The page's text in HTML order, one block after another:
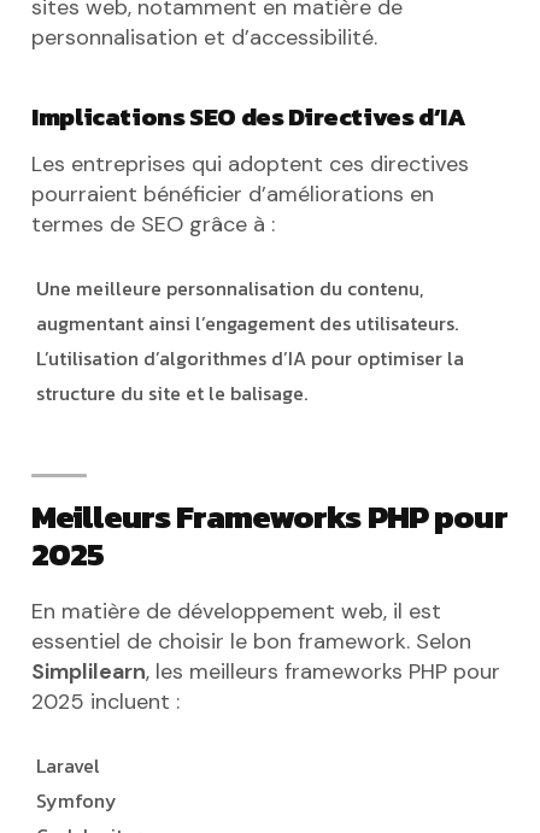
sites web, notamment en matière de
personnalisation et d’accessibilité.
Implications SEO des Directives d’IA
Les entreprises qui adoptent ces directives
pourraient bénéficier d’améliorations en
termes de SEO grâce à :
Une meilleure personnalisation du contenu,
augmentant ainsi l’engagement des utilisateurs.
L’utilisation d’algorithmes d’IA pour optimiser la
structure du site et le balisage.
Meilleurs Frameworks PHP pour
2025
En matière de développement web, il est
essentiel de choisir le bon framework. Selon
Simplilearn, les meilleurs frameworks PHP pour
2025 incluent :
Laravel
Symfony